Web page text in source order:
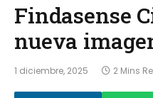
Findasense
nueva
1 diciembre, 2025 2 Mins